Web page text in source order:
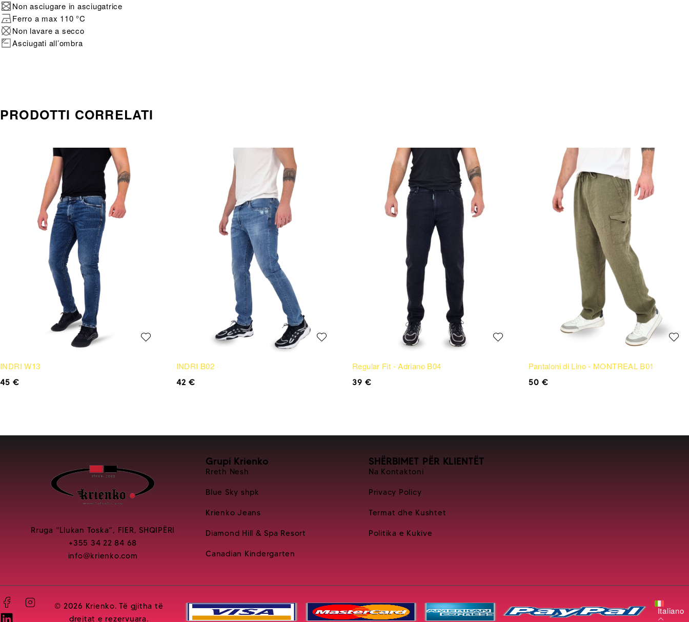
Non asciugare in asciugatrice
Ferro a max 110 °C
Non lavare a secco
Asciugati all’ombra
PRODOTTI CORRELATI
INDRI W13
45€
INDRI B02
42 €
Regular Fit - Adriano B04
39€
Pantaloni di Lino - MONTREAL B01
50 €
Rruga “Llukan Toska”, FIER, SHQIPËRI
+355 34 22 84 68
info@krienko.com
Grupi Krienko
Rreth Nesh
Blue Sky shpk
Krienko Jeans
Diamond Hill & Spa Resort
Canadian Kindergarten
SHËRBIMET PËR KLIENTËT
Na Kontaktoni
Privacy Policy
Termat dhe Kushtet
Politika e Kukive
© 2026 Krienko. Të gjitha të
drejtat e rezervuara.
Italiano